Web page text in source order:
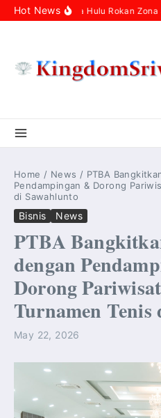
Skip to content
Hot NewsPertamina Hulu Rokan Zona
Home / News / PTBA
Pendampingan & Dorong
di Sawahlunto
Bisnis News
PTBA
dengan
Dorong
Turnamen
May 22, 2026